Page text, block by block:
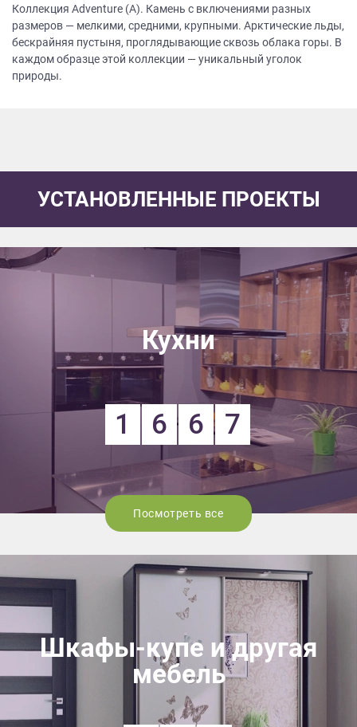
Коллекция Adventure (A). Камень с включениями разных
размеров — мелкими, средними, крупными. Арктические льды,
бескрайняя пустыня, проглядывающие сквозь облака горы. В
каждом образце этой коллекции — уникальный уголок
природы.
УСТАНОВЛЕННЫЕ ПРОЕКТЫ
Кухни
1 6 6 7
Посмотреть все
Шкафы-купе и другая
мебель